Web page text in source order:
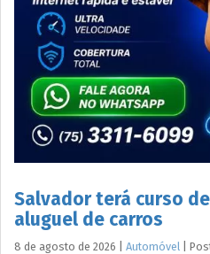
Salvador terá curso
aluguel de carros
8 de agosto de 2026 Automóvel